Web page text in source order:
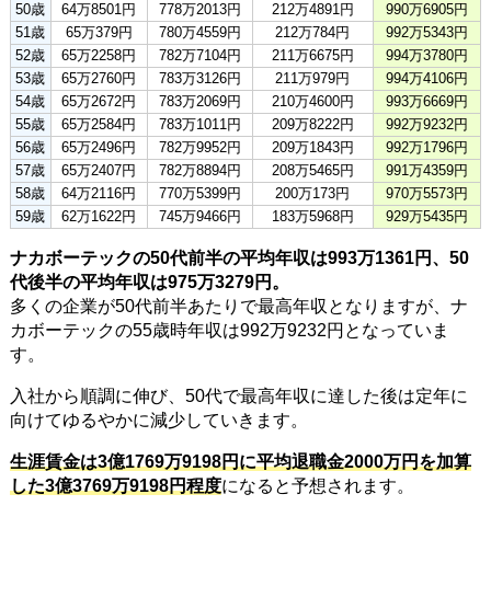
50歳
64万8501円 778万2013円 212万4891円
990万6905円
51歳
65万379円 780万4559円 212万784円
992万5343円
52歳
65万2258円 782万7104円 211万6675円
994万3780円
53歳
65万2760円 783万3126円 211万979円
994万4106円
54歳
65万2672円 783万2069円 210万4600円
993万6669円
55歳
65万2584円 783万1011円 209万8222円
992万9232円
56歳
65万2496円 782万9952円 209万1843円
992万1796円
57歳
65万2407円 782万8894円 208万5465円
991万4359円
58歳
64万2116円 770万5399円 200万173円
970万5573円
59歳
62万1622円 745万9466円 183万5968円 929万5435円
ナカボーテックの50代前半の平均年収は993万1361円、50
代後半の平均年収は975万3279円。
多くの企業が50代前半あたりで最高年収となりますが、ナ
カボーテックの55歳時年収は992万9232円となっていま
す。
入社から順調に伸び、50代で最高年収に達した後は定年に
向けてゆるやかに減少していきます。
生涯賃金は3億1769万9198円に平均退職金2000万円を加算
した3億3769万9198円程度になると予想されます。